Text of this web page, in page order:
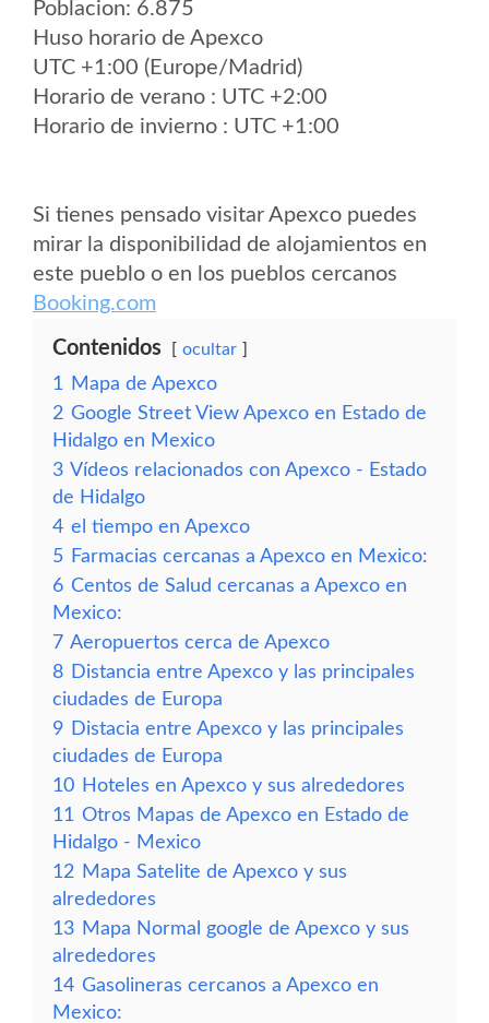
Poblacion: 6.875
Huso horario de Apexco
UTC +1:00 (Europe/Madrid)
Horario de verano : UTC +2:00
Horario de invierno : UTC +1:00
Si tienes pensado visitar Apexco puedes
mirar la disponibilidad de alojamientos en
este pueblo o en los pueblos cercanos
Booking.com
Contenidos ocultar
1
Mapa de Apexco
2 Google Street View Apexco en Estado de
Hidalgo en Mexico
3 Vídeos relacionados con Apexco - Estado
de Hidalgo
4 el tiempo en Apexco
5 Farmacias cercanas a Apexco en Mexico:
6 Centos de Salud cercanas a Apexco en
Mexico:
7 Aeropuertos cerca de Apexco
8 Distancia entre Apexco y las principales
ciudades de Europa
9 Distacia entre Apexco y las principales
ciudades de Europa
10 Hoteles en Apexco y sus alrededores
11 Otros Mapas de Apexco en Estado de
Hidalgo - Mexico
12 Mapa Satelite de Apexco y sus
alrededores
13 Mapa Normal google de Apexco y sus
alrededores
14 Gasolineras cercanos a Apexco en
Mexico: